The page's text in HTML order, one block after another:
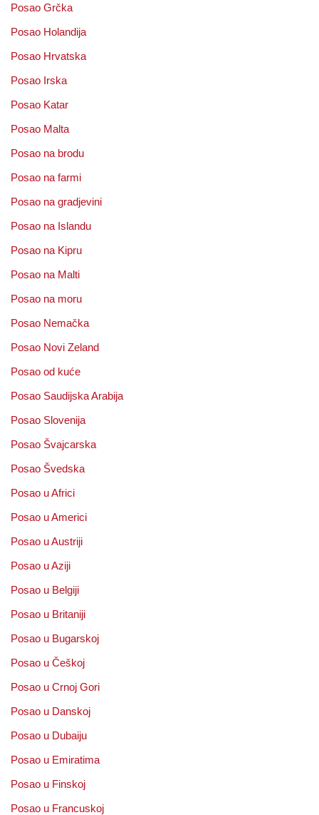
Posao Grčka
Posao Holandija
Posao Hrvatska
Posao Irska
Posao Katar
Posao Malta
Posao na brodu
Posao na farmi
Posao na gradjevini
Posao na Islandu
Posao na Kipru
Posao na Malti
Posao na moru
Posao Nemačka
Posao Novi Zeland
Posao od kuće
Posao Saudijska Arabija
Posao Slovenija
Posao Švajcarska
Posao Švedska
Posao u Africi
Posao u Americi
Posao u Austriji
Posao u Aziji
Posao u Belgiji
Posao u Britaniji
Posao u Bugarskoj
Posao u Češkoj
Posao u Crnoj Gori
Posao u Danskoj
Posao u Dubaiju
Posao u Emiratima
Posao u Finskoj
Posao u Francuskoj